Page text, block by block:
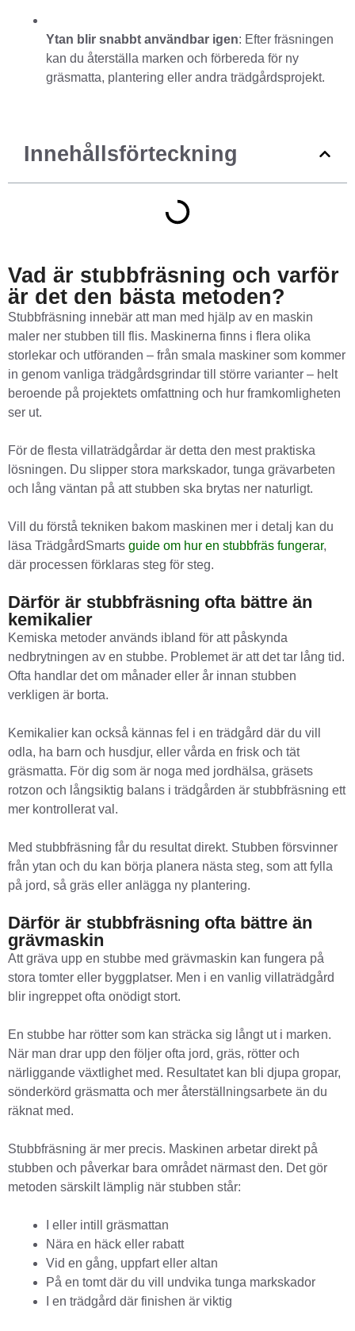
Ytan blir snabbt användbar igen: Efter fräsningen
kan du återställa marken och förbereda för ny
gräsmatta, plantering eller andra trädgårdsprojekt.
Innehållsförteckning
Vad är stubbfräsning och varför
är det den bästa metoden?
Stubbfräsning innebär att man med hjälp av en maskin
maler ner stubben till flis. Maskinerna finns i flera olika
storlekar och utföranden – från smala maskiner som kommer
in genom vanliga trädgårdsgrindar till större varianter – helt
beroende på projektets omfattning och hur framkomligheten
ser ut.
För de flesta villaträdgårdar är detta den mest praktiska
lösningen. Du slipper stora markskador, tunga grävarbeten
och lång väntan på att stubben ska brytas ner naturligt.
Vill du förstå tekniken bakom maskinen mer i detalj kan du
läsa TrädgårdSmarts guide om hur en stubbfräs fungerar,
där processen förklaras steg för steg.
Därför är stubbfräsning ofta bättre än
kemikalier
Kemiska metoder används ibland för att påskynda
nedbrytningen av en stubbe. Problemet är att det tar lång tid.
Ofta handlar det om månader eller år innan stubben
verkligen är borta.
Kemikalier kan också kännas fel i en trädgård där du vill
odla, ha barn och husdjur, eller vårda en frisk och tät
gräsmatta. För dig som är noga med jordhälsa, gräsets
rotzon och långsiktig balans i trädgården är stubbfräsning ett
mer kontrollerat val.
Med stubbfräsning får du resultat direkt. Stubben försvinner
från ytan och du kan börja planera nästa steg, som att fylla
på jord, så gräs eller anlägga ny plantering.
Därför är stubbfräsning ofta bättre än
grävmaskin
Att gräva upp en stubbe med grävmaskin kan fungera på
stora tomter eller byggplatser. Men i en vanlig villaträdgård
blir ingreppet ofta onödigt stort.
En stubbe har rötter som kan sträcka sig långt ut i marken.
När man drar upp den följer ofta jord, gräs, rötter och
närliggande växtlighet med. Resultatet kan bli djupa gropar,
sönderkörd gräsmatta och mer återställningsarbete än du
räknat med.
Stubbfräsning är mer precis. Maskinen arbetar direkt på
stubben och påverkar bara området närmast den. Det gör
metoden särskilt lämplig när stubben står:
I eller intill gräsmattan
Nära en häck eller rabatt
Vid en gång, uppfart eller altan
På en tomt där du vill undvika tunga markskador
I en trädgård där finishen är viktig